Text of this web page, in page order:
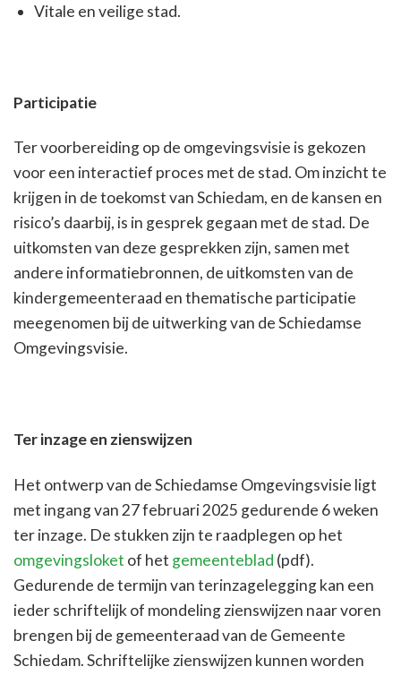
Vitale en veilige stad.
Participatie
Ter voorbereiding op de omgevingsvisie is gekozen
voor een interactief proces met de stad. Om inzicht te
krijgen in de toekomst van Schiedam, en de kansen en
risico’s daarbij, is in gesprek gegaan met de stad. De
uitkomsten van deze gesprekken zijn, samen met
andere informatiebronnen, de uitkomsten van de
kindergemeenteraad en thematische participatie
meegenomen bij de uitwerking van de Schiedamse
Omgevingsvisie.
Ter inzage en zienswijzen
Het ontwerp van de Schiedamse Omgevingsvisie ligt
met ingang van 27 februari 2025 gedurende 6 weken
ter inzage. De stukken zijn te raadplegen op het
omgevingsloket of het gemeenteblad (pdf).
Gedurende de termijn van terinzagelegging kan een
ieder schriftelijk of mondeling zienswijzen naar voren
brengen bij de gemeenteraad van de Gemeente
Schiedam. Schriftelijke zienswijzen kunnen worden